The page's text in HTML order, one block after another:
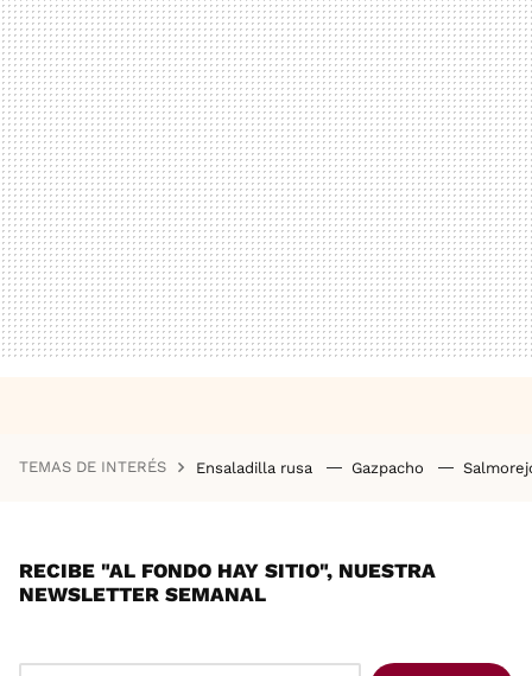
TEMAS DE INTERÉS Ensaladilla rusa Gazpacho
RECIBE "AL FONDO HAY SITIO", NUESTRA
NEWSLETTER SEMANAL